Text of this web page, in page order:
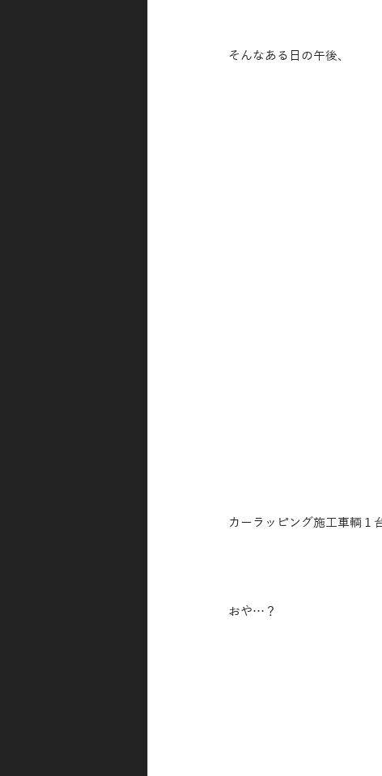
そんなある日の午後、
カーラッピング施工車輌１
おや…？